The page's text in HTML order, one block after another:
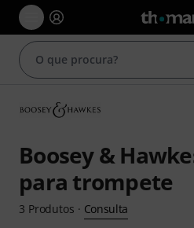
Boosey &
para trompete
3 Produtos · Consulta